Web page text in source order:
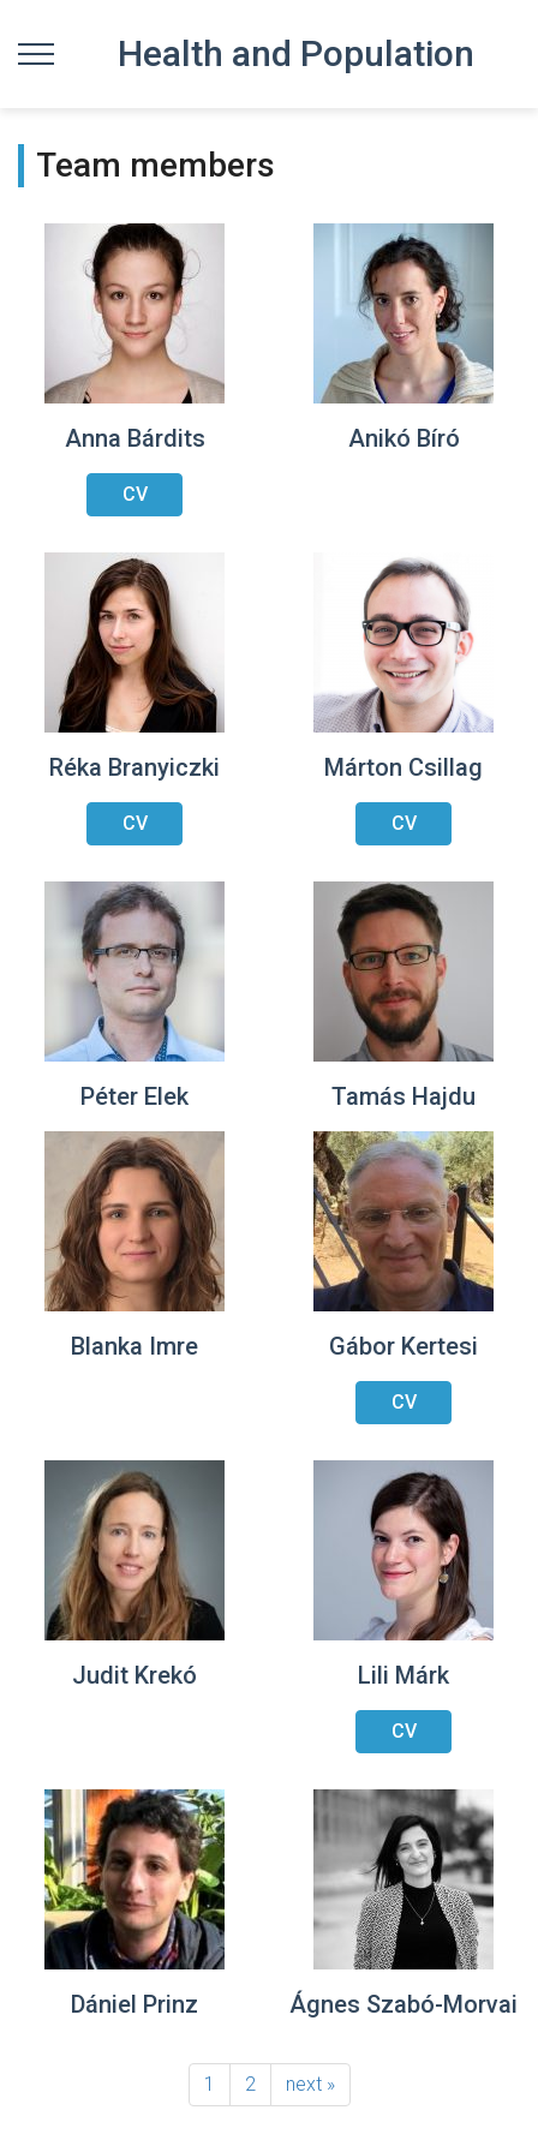
Health and Population
Team members
Anna Bárdits
CV
Anikó Bíró
Réka Branyiczki
CV
Márton Csillag
CV
Péter Elek Tamás Hajdu
Blanka Imre Gábor Kertesi
CV
Judit Krekó Lili Márk
CV
Dániel Prinz Ágnes Szabó-Morvai
1 2 next »